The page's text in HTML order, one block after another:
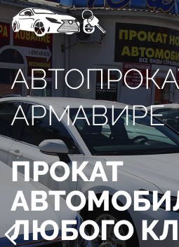
АРМАВИРЕ
ПРОКАТ
ЛЮБОГО